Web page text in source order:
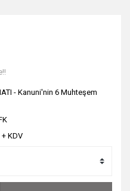
- Kanuni'nin 6 Muhteşem
+ KDV